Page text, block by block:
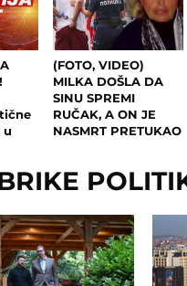
u
(FOTO, VIDEO)
MILKA DOŠLA DA
SINU SPREMI
RUČAK, A ON JE
NASMRT PRETUKAO
Čuli se KRICI i
policija
osumnjičenog izvela
krvavih nogu